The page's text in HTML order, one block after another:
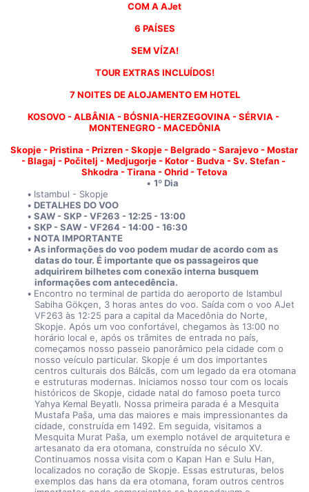
COM A AJet
6 PAÍSES
SEM VÍZA!
TOUR EXTRAS INCLUÍDOS!
7 NOITES DE ALOJAMENTO EM HOTEL
KOSOVO - ALBÂNIA - BÓSNIA-HERZEGOVINA - SÉRVIA -
MONTENEGRO - MACEDÔNIA
Skopje - Pristina - Prizren - Skopje - Belgrado - Sarajevo - Mostar
- Blagaj - Počitelj - Medjugorje - Kotor - Budva - Sv. Stefan -
Shkodra - Tirana - Ohrid - Tetova
1º Dia
Istambul - Skopje
DETALHES DO VOO
SAW - SKP - VF263 - 12:25 - 13:00
SKP - SAW - VF264 - 14:00 - 16:30
NOTA IMPORTANTE
As informações do voo podem mudar de acordo com as
datas do tour. É importante que os passageiros que
adquirirem bilhetes com conexão interna busquem
informações com antecedência.
Encontro no terminal de partida do aeroporto de Istambul
Sabiha Gökçen, 3 horas antes do voo. Saída com o voo AJet
VF263 às 12:25 para a capital da Macedônia do Norte,
Skopje. Após um voo confortável, chegamos às 13:00 no
horário local e, após os trâmites de entrada no país,
começamos nosso passeio panorâmico pela cidade com o
nosso veículo particular. Skopje é um dos importantes
centros culturais dos Bálcãs, com um legado da era otomana
e estruturas modernas. Iniciamos nosso tour com os locais
históricos de Skopje, cidade natal do famoso poeta turco
Yahya Kemal Beyatlı. Nossa primeira parada é a Mesquita
Mustafa Paša, uma das maiores e mais impressionantes da
cidade, construída em 1492. Em seguida, visitamos a
Mesquita Murat Paša, um exemplo notável de arquitetura e
artesanato da era otomana, construída no século XV.
Continuamos nossa visita com o Kapan Han e Sulu Han,
localizados no coração de Skopje. Essas estruturas, belos
exemplos das hans da era otomana, foram outros centros